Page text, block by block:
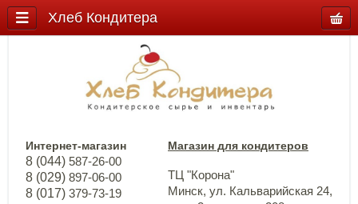
Интернет-магазин
8 (044) 587-26-00
8 (029) 897-06-00
8 (017) 379-73-19
Магазин для кондитеров
ТЦ "Корона"
Минск, ул. Кальварийская 24,
Хлеб Кондитера